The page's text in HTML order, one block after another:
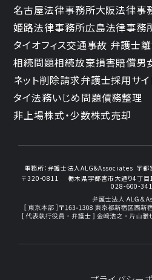
名古屋法律事務所大阪法律事
姫路法律事務所広島法律事務
タイオフィス交通事故 弁護士
相続問題相続放棄損害賠償男
ネット削除請求弁護士採用サイ
タイ法務いじめ問題債務整理
非上場株式・少数株式売却
事務所： 弁護士法人ALG&Associates 宇都
〒320-0811
栃木県宇都宮市大通り4丁
028-600-